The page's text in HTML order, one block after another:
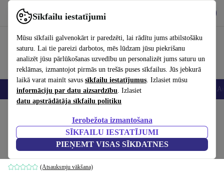
Sīkfailu iestatījumi
Mūsu sīkfaili galvenokārt ir paredzēti, lai rādītu jums atbilstošāku
saturu. Lai tie pareizi darbotos, mēs lūdzam jūsu piekrišanu
analizēt jūsu pārlūkošanas uzvedību un personalizēt jums saturu un
reklāmas, izmantojot pirmās un trešās puses sīkfailus. Jūs jebkurā
laikā varat mainīt savus sīkfailu iestatījumus. Izlasiet mūsu
informāciju par datu aizsardzību. Izlasiet
datu apstrādātāja sīkfailu politiku
Ierobežota izmantošana
SĪKFAILU IESTATĪJUMI
PIEŅEMT VISAS SĪKDATNES
Izmantojiet refurbed ātri un viegli
Viedtālruņi Portatīvie datori Planšetes Viedpulksteņi
Tokai LBX50 Electric Bass 1984 - White
balts
(Atsauksmju vākšana)